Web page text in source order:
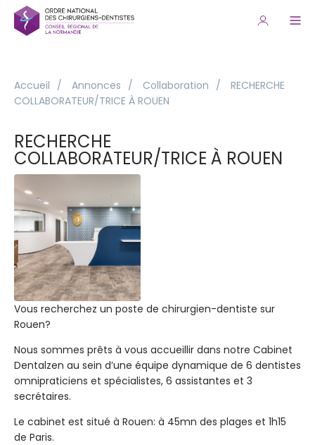
Accueil / Annonces / Collaboration /
RECHERCHE
COLLABORATEUR/TRICE À ROUEN
RECHERCHE
COLLABORATEUR/TRICE À ROUEN
Vous recherchez un poste de chirurgien-dentiste sur
Rouen?
Nous sommes prêts à vous accueillir dans notre Cabinet
Dentalzen au sein d’une équipe dynamique de 6 dentistes
omnipraticiens et spécialistes, 6 assistantes et 3
secrétaires.
Le cabinet est situé à Rouen: à 45mn des plages et 1h15
de Paris.